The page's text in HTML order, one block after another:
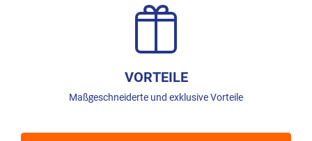
VORTEILE
Maßgeschneiderte und exklusive Vorteile